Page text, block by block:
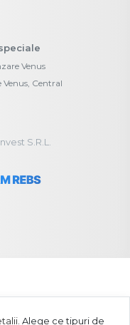
Venus
Central
S.R.L.
Alege ce tipuri de